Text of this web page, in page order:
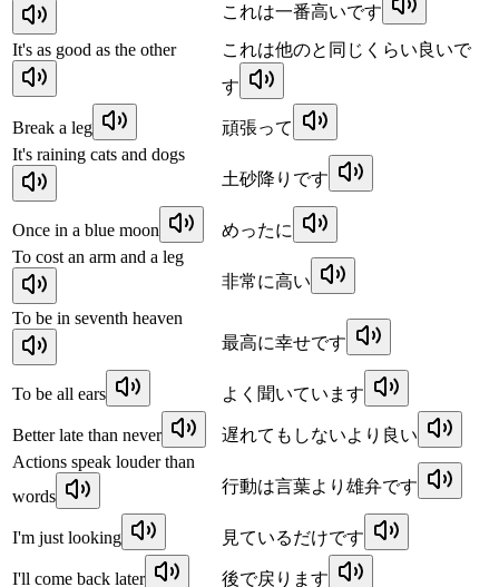
これは一番高いです
It's as good as the other
これは他のと同じくらい良いで
す
Break a leg
頑張って
It's raining cats and dogs
土砂降りです
Once in a blue moon
めったに
To cost an arm and a leg
非常に高い
To be in seventh heaven
最高に幸せです
To be all ears よく聞いています
Better late than never
遅れてもしないより良い
Actions speak louder than
words
行動は言葉より雄弁です
I'm just looking 見ているだけです
I'll come back later 後で戻ります